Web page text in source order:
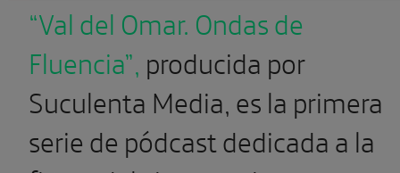
“Val del Omar. Ondas de
Fluencia”, producida por
Suculenta Media, es la primera
serie de pódcast dedicada a la